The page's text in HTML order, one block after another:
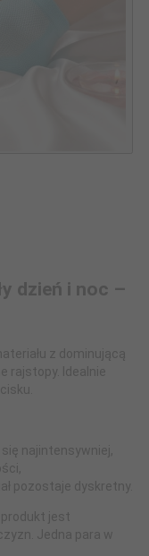
dzień i noc –
z dominującą
rajstopy. Idealnie
najintensywniej,
pozostaje dyskretny.
produkt jest
Jedna para w